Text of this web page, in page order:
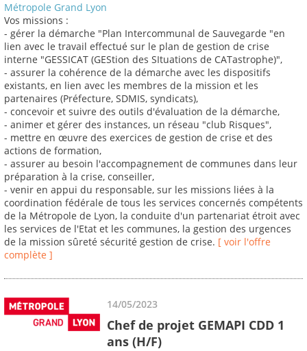
Métropole Grand Lyon
Vos missions :
- gérer la démarche "Plan Intercommunal de Sauvegarde "en
lien avec le travail effectué sur le plan de gestion de crise
interne "GESSICAT (GEStion des SItuations de CATastrophe)",
- assurer la cohérence de la démarche avec les dispositifs
existants, en lien avec les membres de la mission et les
partenaires (Préfecture, SDMIS, syndicats),
- concevoir et suivre des outils d'évaluation de la démarche,
- animer et gérer des instances, un réseau "club Risques",
- mettre en œuvre des exercices de gestion de crise et des
actions de formation,
- assurer au besoin l'accompagnement de communes dans leur
préparation à la crise, conseiller,
- venir en appui du responsable, sur les missions liées à la
coordination fédérale de tous les services concernés compétents
de la Métropole de Lyon, la conduite d'un partenariat étroit avec
les services de l'Etat et les communes, la gestion des urgences
de la mission sûreté sécurité gestion de crise. [ voir l'offre
complète ]
14/05/2023
Chef de projet GEMAPI CDD 1
ans (H/F)